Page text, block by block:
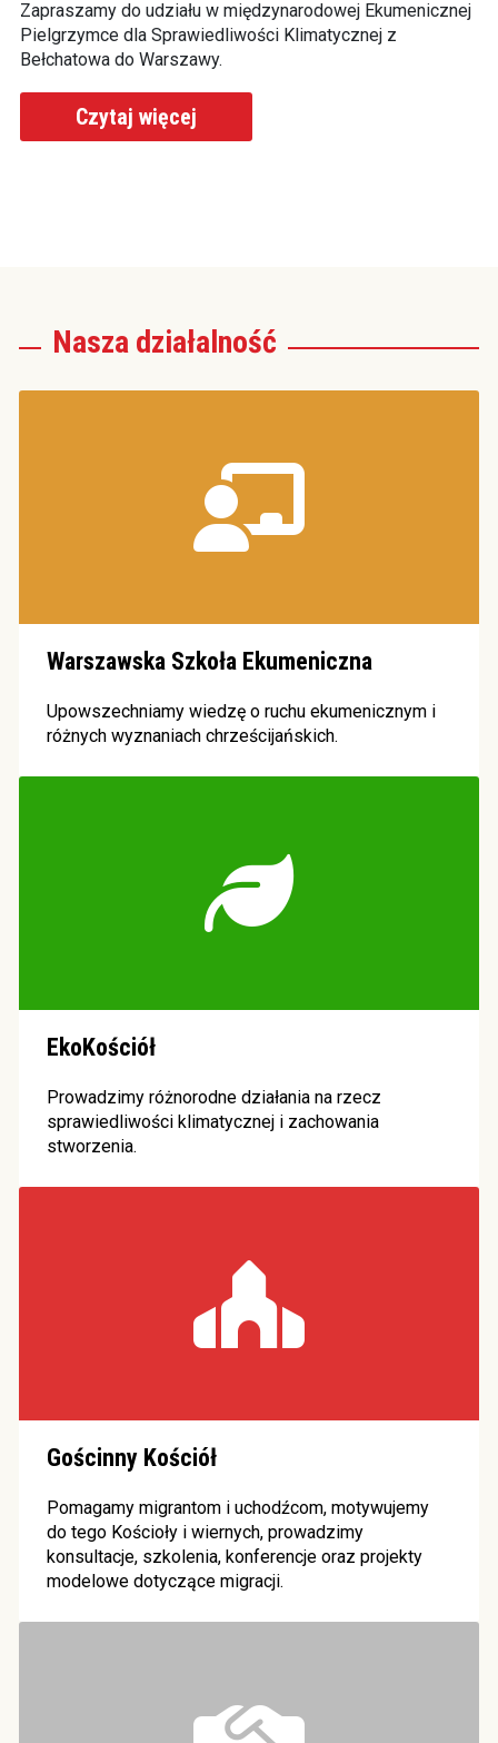
Zapraszamy do udziału w międzynarodowej Ekumenicznej
Pielgrzymce dla Sprawiedliwości Klimatycznej z
Bełchatowa do Warszawy.
Czytaj więcej
Nasza działalność
Warszawska Szkoła Ekumeniczna
Upowszechniamy wiedzę o ruchu ekumenicznym i
różnych wyznaniach chrześcijańskich.
EkoKościół
Prowadzimy różnorodne działania na rzecz
sprawiedliwości klimatycznej i zachowania
stworzenia.
Gościnny Kościół
Pomagamy migrantom i uchodźcom, motywujemy
do tego Kościoły i wiernych, prowadzimy
konsultacje, szkolenia, konferencje oraz projekty
modelowe dotyczące migracji.